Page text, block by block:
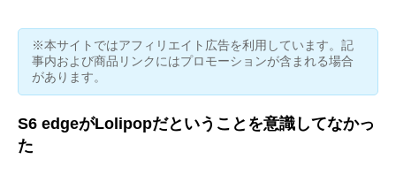
※本サイトではアフィリエイト広告を利用しています。記
事内および商品リンクにはプロモーションが含まれる場合
があります。
S6 edgeがLolipopだということを意識してなかっ
た